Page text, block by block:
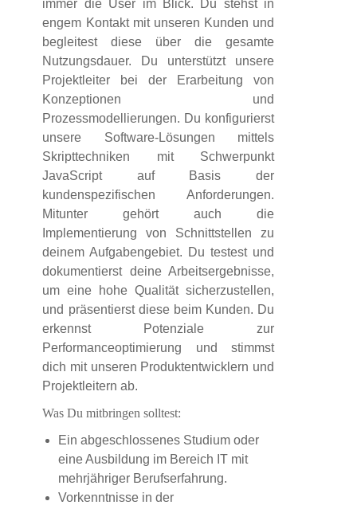
immer die User im Blick. Du stehst in
engem Kontakt mit unseren Kunden und
begleitest diese über die gesamte
Nutzungsdauer. Du unterstützt unsere
Projektleiter bei der Erarbeitung von
Konzeptionen und
Prozessmodellierungen. Du konfigurierst
unsere Software-Lösungen mittels
Skripttechniken mit Schwerpunkt
JavaScript auf Basis der
kundenspezifischen Anforderungen.
Mitunter gehört auch die
Implementierung von Schnittstellen zu
deinem Aufgabengebiet. Du testest und
dokumentierst deine Arbeitsergebnisse,
um eine hohe Qualität sicherzustellen,
und präsentierst diese beim Kunden. Du
erkennst Potenziale zur
Performanceoptimierung und stimmst
dich mit unseren Produktentwicklern und
Projektleitern ab.
Was Du mitbringen solltest:
Ein abgeschlossenes Studium oder
eine Ausbildung im Bereich IT mit
mehrjähriger Berufserfahrung.
Vorkenntnisse in der